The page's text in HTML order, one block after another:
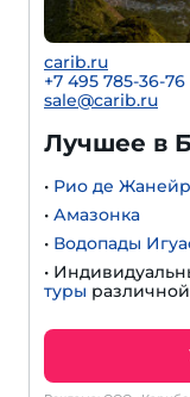
carib.ru
+7 495 785-36-76
sale@carib.ru
Лучшее в
• Рио де
• Амазонка
• Водопады
•
туры